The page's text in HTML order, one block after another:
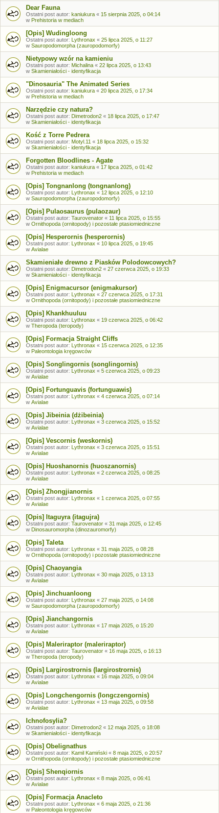
Dear Fauna
Ostatni post autor: kaniukura « 15 sierpnia 2025, o 04:14
w Prehistoria w mediach
[Opis] Wudingloong
Ostatni post autor: Lythronax « 25 lipca 2025, o 11:27
w Sauropodomorpha (zauropodomorfy)
Nietypowy wzór na kamieniu
Ostatni post autor: Michalina « 22 lipca 2025, o 13:43
w Skamieniałości - identyfikacja
"Dinosauria" The Animated Series
Ostatni post autor: kaniukura « 20 lipca 2025, o 17:34
w Prehistoria w mediach
Narzędzie czy natura?
Ostatni post autor: Dimetrodon2 « 18 lipca 2025, o 17:47
w Skamieniałości - identyfikacja
Kość z Torre Pedrera
Ostatni post autor: Motyl.11 « 18 lipca 2025, o 15:32
w Skamieniałości - identyfikacja
Forgotten Bloodlines - Agate
Ostatni post autor: kaniukura « 17 lipca 2025, o 01:42
w Prehistoria w mediach
[Opis] Tongnanlong (tongnanlong)
Ostatni post autor: Lythronax « 12 lipca 2025, o 12:10
w Sauropodomorpha (zauropodomorfy)
[Opis] Pulaosaurus (pulaozaur)
Ostatni post autor: Taurovenator « 11 lipca 2025, o 15:55
w Ornithopoda (ornitopody) i pozostałe ptasiomiedniczne
[Opis] Hesperornis (hesperornis)
Ostatni post autor: Lythronax « 10 lipca 2025, o 19:45
w Avialae
Skamieniałe drewno z Piasków Polodowcowych?
Ostatni post autor: Dimetrodon2 « 27 czerwca 2025, o 19:33
w Skamieniałości - identyfikacja
[Opis] Enigmacursor (enigmakursor)
Ostatni post autor: Lythronax « 27 czerwca 2025, o 17:31
w Ornithopoda (ornitopody) i pozostałe ptasiomiedniczne
[Opis] Khankhuuluu
Ostatni post autor: Lythronax « 19 czerwca 2025, o 06:42
w Theropoda (teropody)
[Opis] Formacja Straight Cliffs
Ostatni post autor: Lythronax « 15 czerwca 2025, o 12:35
w Paleontologia kręgowców
[Opis] Songlingornis (songlingornis)
Ostatni post autor: Lythronax « 5 czerwca 2025, o 09:23
w Avialae
[Opis] Fortunguavis (fortunguawis)
Ostatni post autor: Lythronax « 4 czerwca 2025, o 07:14
w Avialae
[Opis] Jibeinia (dżibeinia)
Ostatni post autor: Lythronax « 3 czerwca 2025, o 15:52
w Avialae
[Opis] Vescornis (weskornis)
Ostatni post autor: Lythronax « 3 czerwca 2025, o 15:51
w Avialae
[Opis] Huoshanornis (huoszanornis)
Ostatni post autor: Lythronax « 2 czerwca 2025, o 08:25
w Avialae
[Opis] Zhongjianornis
Ostatni post autor: Lythronax « 1 czerwca 2025, o 07:55
w Avialae
[Opis] Itaguyra (itagujra)
Ostatni post autor: Taurovenator « 31 maja 2025, o 12:45
w Dinosauromorpha (dinozauromorfy)
[Opis] Taleta
Ostatni post autor: Lythronax « 31 maja 2025, o 08:28
w Ornithopoda (ornitopody) i pozostałe ptasiomiedniczne
[Opis] Chaoyangia
Ostatni post autor: Lythronax « 30 maja 2025, o 13:13
w Avialae
[Opis] Jinchuanloong
Ostatni post autor: Lythronax « 27 maja 2025, o 14:08
w Sauropodomorpha (zauropodomorfy)
[Opis] Jianchangornis
Ostatni post autor: Lythronax « 17 maja 2025, o 15:20
w Avialae
[Opis] Maleriraptor (maleriraptor)
Ostatni post autor: Taurovenator « 16 maja 2025, o 16:13
w Theropoda (teropody)
[Opis] Largirostrornis (largirostrornis)
Ostatni post autor: Lythronax « 16 maja 2025, o 09:04
w Avialae
[Opis] Longchengornis (longczengornis)
Ostatni post autor: Lythronax « 13 maja 2025, o 09:58
w Avialae
Ichnofosylia?
Ostatni post autor: Dimetrodon2 « 12 maja 2025, o 18:08
w Skamieniałości - identyfikacja
[Opis] Obelignathus
Ostatni post autor: Kamil Kamiński « 8 maja 2025, o 20:57
w Ornithopoda (ornitopody) i pozostałe ptasiomiedniczne
[Opis] Shenqiornis
Ostatni post autor: Lythronax « 8 maja 2025, o 06:41
w Avialae
[Opis] Formacja Anacleto
Ostatni post autor: Lythronax « 6 maja 2025, o 21:36
w Paleontologia kręgowców